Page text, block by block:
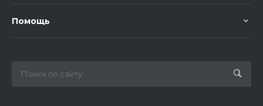
Помощь